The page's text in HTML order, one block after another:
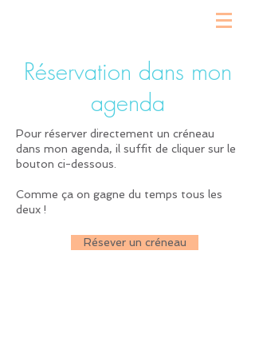
Réservation dans mon
agenda
Pour réserver directement un créneau
dans mon agenda, il suffit de cliquer sur le
bouton ci-dessous.
Comme ça on gagne du temps tous les
deux !
Résever un créneau